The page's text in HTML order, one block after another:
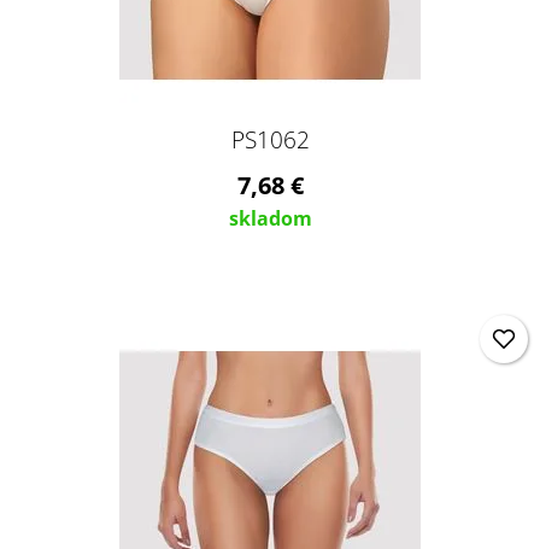
PS1062
7,68 €
skladom